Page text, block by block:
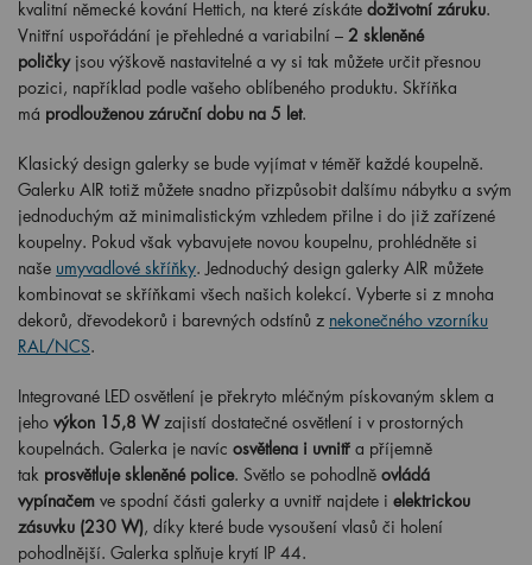
kvalitní německé kování Hettich, na které získáte doživotní záruku.
Vnitřní uspořádání je přehledné a variabilní – 2 skleněné
poličky jsou výškově nastavitelné a vy si tak můžete určit přesnou
pozici, například podle vašeho oblíbeného produktu. Skříňka
má prodlouženou záruční dobu na 5 let.
Klasický design galerky se bude vyjímat v téměř každé koupelně.
Galerku AIR totiž můžete snadno přizpůsobit dalšímu nábytku a svým
jednoduchým až minimalistickým vzhledem přilne i do již zařízené
koupelny. Pokud však vybavujete novou koupelnu, prohlédněte si
naše umyvadlové skříňky. Jednoduchý design galerky AIR můžete
kombinovat se skříňkami všech našich kolekcí. Vyberte si z mnoha
dekorů, dřevodekorů i barevných odstínů z nekonečného vzorníku
RAL/NCS.
Integrované LED osvětlení je překryto mléčným pískovaným sklem a
jeho výkon 15,8 W zajistí dostatečné osvětlení i v prostorných
koupelnách. Galerka je navíc osvětlena i uvnitř a příjemně
tak prosvětluje skleněné police. Světlo se pohodlně ovládá
vypínačem ve spodní části galerky a uvnitř najdete i elektrickou
zásuvku (230 W), díky které bude vysoušení vlasů či holení
pohodlnější. Galerka splňuje krytí IP 44.